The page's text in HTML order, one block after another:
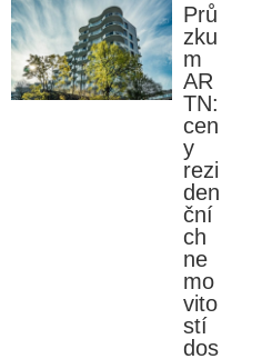
Prů
zku
m
AR
TN:
cen
y
rezi
den
ční
ch
ne
mo
vito
stí
dos